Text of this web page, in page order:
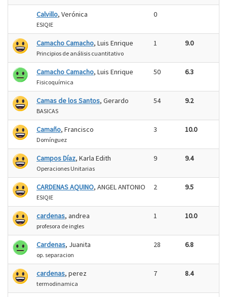
Calvillo, Verónica
ESIQIE
0
Camacho Camacho, Luis Enrique
Principios de análisis cuantitativo
1 9.0
Camacho Camacho, Luis Enrique
Fisicoquímica
50 6.3
Camas de los Santos, Gerardo
BASICAS
54 9.2
Camaño, Francisco
Domínguez
3 10.0
Campos Díaz, Karla Edith
Operaciones Unitarias
9 9.4
CARDENAS AQUINO, ANGEL ANTONIO
ESIQIE
2 9.5
cardenas, andrea
profesora de ingles
1 10.0
Cardenas, Juanita
op. separacion
28 6.8
cardenas, perez
termodinamica
7 8.4